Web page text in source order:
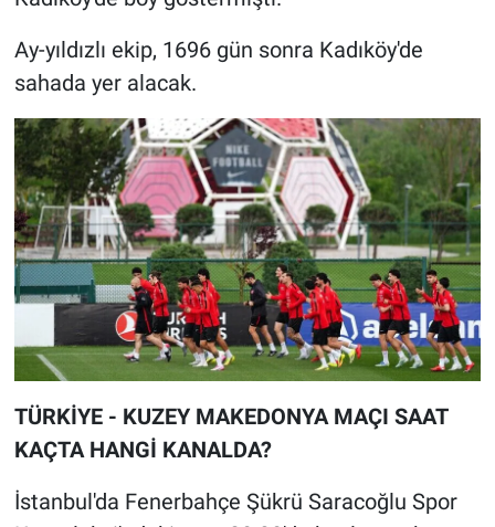
Ay-yıldızlı ekip, 1696 gün sonra Kadıköy'de
sahada yer alacak.
TÜRKİYE - KUZEY MAKEDONYA MAÇI SAAT
KAÇTA HANGİ KANALDA?
İstanbul'da Fenerbahçe Şükrü Saracoğlu Spor